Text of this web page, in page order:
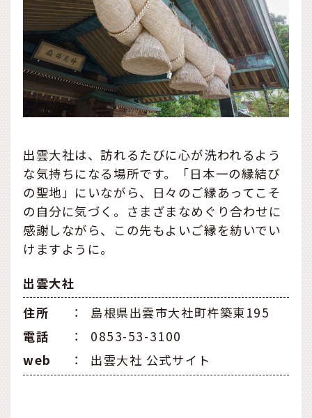
出雲大社は、訪れるたびに心が洗われるよう
な気持ちになる場所です。「日本一の縁結び
の聖地」にいながら、日々のご縁あってこそ
の自分に気づく。さまざまなめぐり合わせに
感謝しながら、この先もよいご縁を紡いでい
けますように。
出雲大社
住所
：
島根県出雲市大社町杵築東195
電話
：
0853-53-3100
web
： 出雲大社 公式サイト